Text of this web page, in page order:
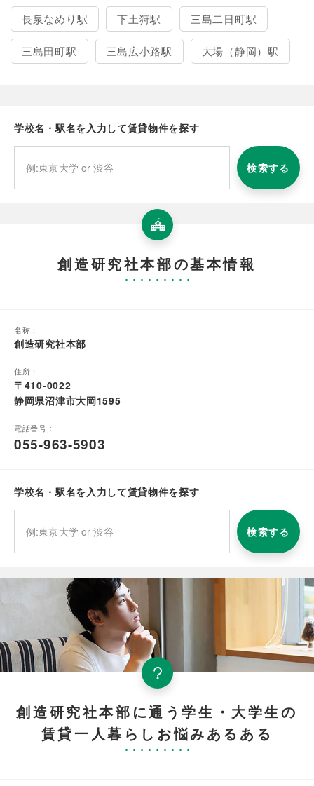
長泉なめり駅 下土狩駅 三島二日町駅
三島田町駅 三島広小路駅 大場（静岡）駅
学校名・駅名を入力して賃貸物件を探す
検索する
創造研究社本部の基本情報
名称：
創造研究社本部
住所：
〒410-0022
静岡県沼津市大岡1595
電話番号：
055-963-5903
学校名・駅名を入力して賃貸物件を探す
検索する
創造研究社本部に通う学生・大学生の
賃貸一人暮らしお悩みあるある